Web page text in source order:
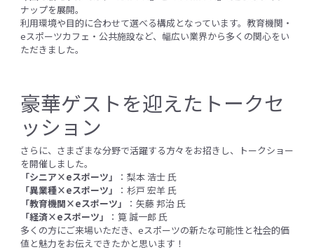
ナップを展開。
利用環境や目的に合わせて選べる構成となっています。教育機関・
eスポーツカフェ・公共施設など、幅広い業界から多くの関心をい
ただきました。
豪華ゲストを迎えたトークセ
ッション
さらに、さまざまな分野で活躍する方々をお招きし、トークショー
を開催しました。
「シニア×eスポーツ」
：梨本 浩士 氏
「異業種×eスポーツ」
：杉戸 宏羊 氏
「教育機関×eスポーツ」
：矢藤 邦治 氏
「経済×eスポーツ」
：筧 誠一郎 氏
多くの方にご来場いただき、eスポーツの新たな可能性と社会的価
値と魅力をお伝えできたかと思います！